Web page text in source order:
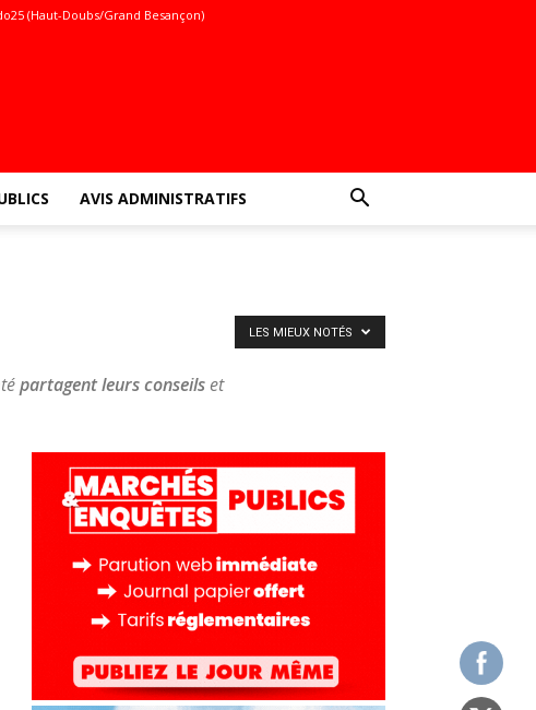
(Haut-Doubs/Grand Besançon)
AVIS ADMINISTRATIFS
partagent leurs conseilset
LES MIEUX NOTÉS